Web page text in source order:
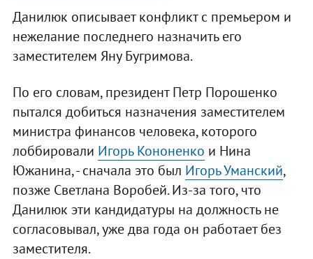
Данилюк описывает конфликт с премьером и
нежелание последнего назначить его
заместителем Яну Бугримова.
По его словам, президент Петр Порошенко
пытался добиться назначения заместителем
министра финансов человека, которого
лоббировали Игорь Кононенко и Нина
Южанина, - сначала это был Игорь Уманский,
позже Светлана Воробей. Из-за того, что
Данилюк эти кандидатуры на должность не
согласовывал, уже два года он работает без
заместителя.